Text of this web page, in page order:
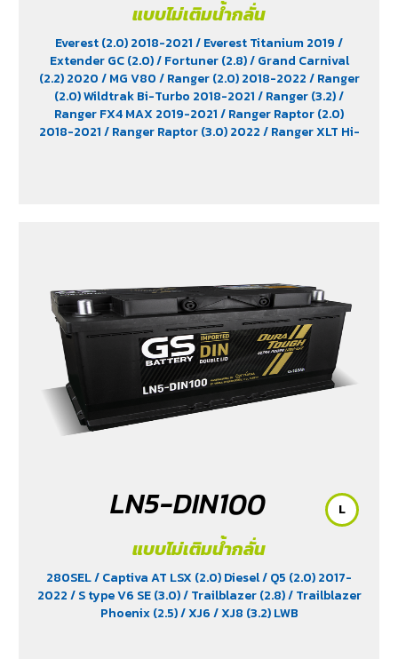
แบบไม่เติมน้ำกลั่น
Everest (2.0) 2018-2021/ Everest Titanium 2019/
Extender GC (2.0)/ Fortuner (2.8)/ Grand Carnival
(2.2) 2020/ MG V80/ Ranger (2.0) 2018-2022/ Ranger
(2.0) Wildtrak Bi-Turbo 2018-2021/ Ranger (3.2)/
Ranger FX4 MAX 2019-2021/ Ranger Raptor (2.0)
2018-2021/ Ranger Raptor (3.0) 2022/ Ranger XLT Hi-
LN5-DIN100
แบบไม่เติมน้ำกลั่น
280SEL/ Captiva AT LSX (2.0) Diesel/ Q5 (2.0) 2017-
2022/ S type V6 SE (3.0)/ Trailblazer (2.8)/ Trailblazer
Phoenix (2.5)/ XJ6/ XJ8 (3.2) LWB
L